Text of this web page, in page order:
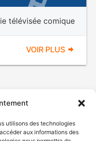
utilisons des technologies
aux informations des
télévisée comique
VOIR PLUS